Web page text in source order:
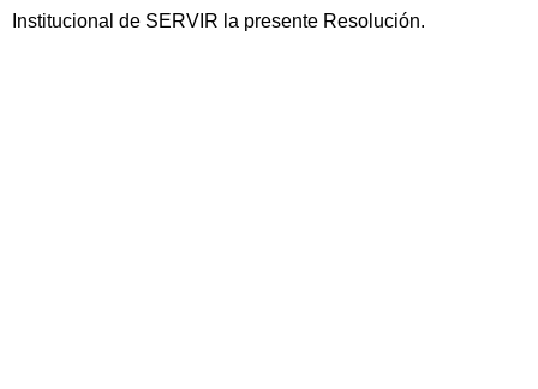
Institucional de SERVIR la presente Resolución.